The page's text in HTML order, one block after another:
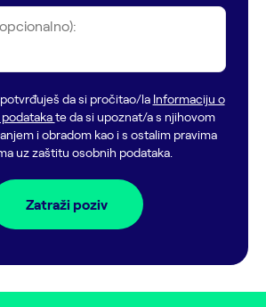
da si pročitao/la Informaciju o
te da si upoznat/a s njihovom
i obradom kao i s ostalim pravima
uz zaštitu osobnih podataka.
Zatraži poziv